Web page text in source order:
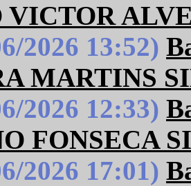
VICTOR
2026 13:52)
MARTINS
2026 12:33)
FONSECA
2026 17:01)